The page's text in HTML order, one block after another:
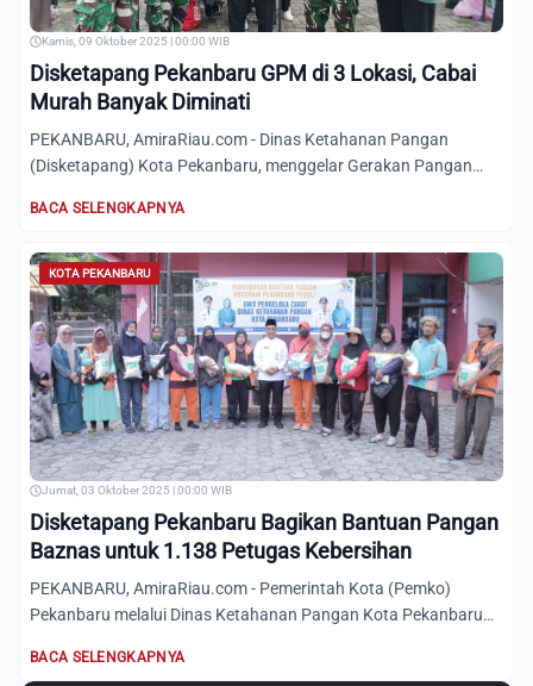
Kamis, 09 Oktober 2025 | 00:00 WIB
Disketapang Pekanbaru GPM di 3 Lokasi, Cabai
Murah Banyak Diminati
PEKANBARU, AmiraRiau.com - Dinas Ketahanan Pangan
(Disketapang) Kota Pekanbaru, menggelar Gerakan Pangan
BACA SELENGKAPNYA
KOTA PEKANBARU
Jumat, 03 Oktober 2025 | 00:00 WIB
Disketapang Pekanbaru Bagikan Bantuan Pangan
Baznas untuk 1.138 Petugas Kebersihan
PEKANBARU, AmiraRiau.com - Pemerintah Kota (Pemko)
Pekanbaru melalui Dinas Ketahanan Pangan Kota Pekanbaru
BACA SELENGKAPNYA